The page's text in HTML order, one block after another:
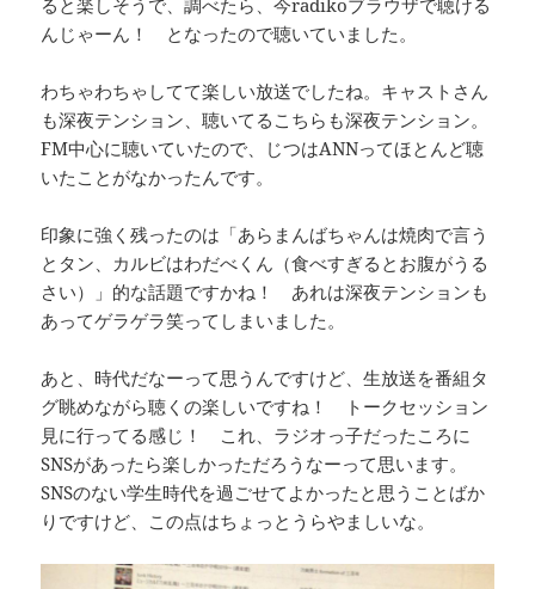
んじゃーん！ となったので聴いていました。
わちゃわちゃしてて楽しい放送でしたね。キャストさん
も深夜テンション、聴いてるこちらも深夜テンション。
FM中心に聴いていたので、じつはANNってほとんど聴
いたことがなかったんです。
印象に強く残ったのは「あらまんばちゃんは焼肉で言う
とタン、カルビはわだべくん（食べすぎるとお腹がうる
さい）」的な話題ですかね！ あれは深夜テンションも
あってゲラゲラ笑ってしまいました。
あと、時代だなーって思うんですけど、生放送を番組タ
グ眺めながら聴くの楽しいですね！ トークセッション
見に行ってる感じ！ これ、ラジオっ子だったころに
SNSがあったら楽しかっただろうなーって思います。
SNSのない学生時代を過ごせてよかったと思うことばか
りですけど、この点はちょっとうらやましいな。